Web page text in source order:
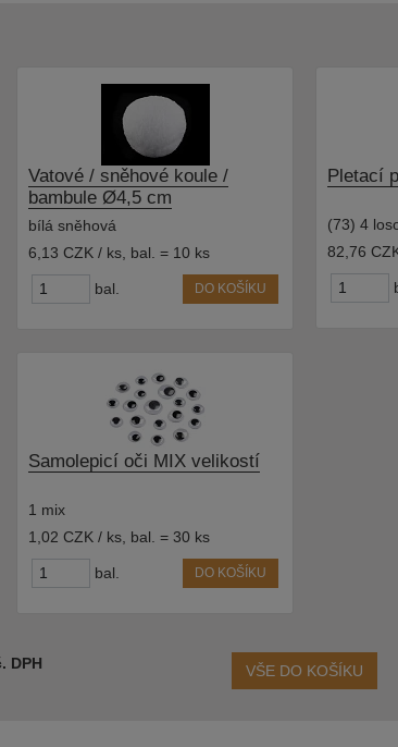
Vatové / sněhové koule /
bambule Ø4,5 cm
bílá sněhová
6,13 CZK / ks bal. = 10 ks
bal. DO KOŠÍKU
Pletací
(73) 4
82,76
Samolepicí oči MIX velikostí
1 mix
1,02 CZK / ks bal. = 30 ks
bal. DO KOŠÍKU
DPH VŠE DO KOŠÍKU